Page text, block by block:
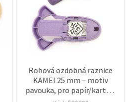
Rohová ozdobná raznice
KAMEI 25 mm – motiv
pavouka, pro papír/karton
160–240 g/m² a pěnovku